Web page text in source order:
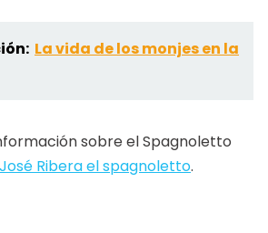
La vida de los monjes en la
sobre el Spagnoletto
José Ribera el spagnoletto.